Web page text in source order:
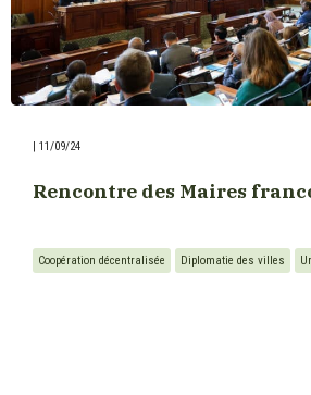
11/09/24
Rencontre des Maires
Coopération décentralisée Diplomatie des villes